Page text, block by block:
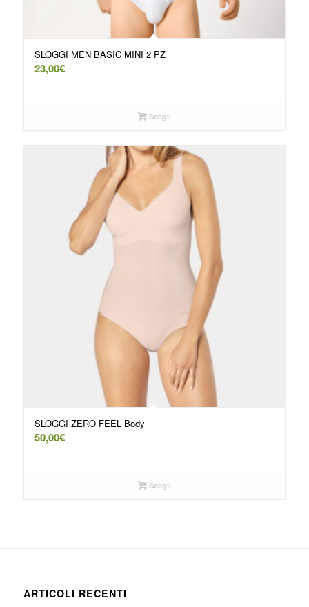
SLOGGI MEN BASIC MINI 2 PZ
23,00€
Scegli
SLOGGI ZERO FEEL Body
50,00€
Scegli
ARTICOLI RECENTI